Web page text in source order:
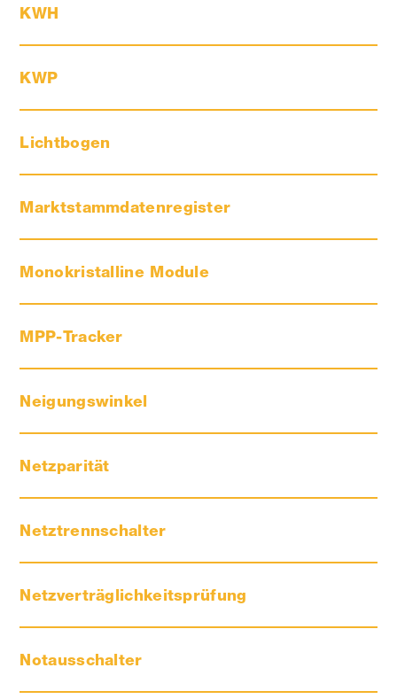
KWH
KWP
Lichtbogen
Marktstammdatenregister
Monokristalline Module
MPP-Tracker
Neigungswinkel
Netzparität
Netztrennschalter
Netzverträglichkeitsprüfung
Notausschalter